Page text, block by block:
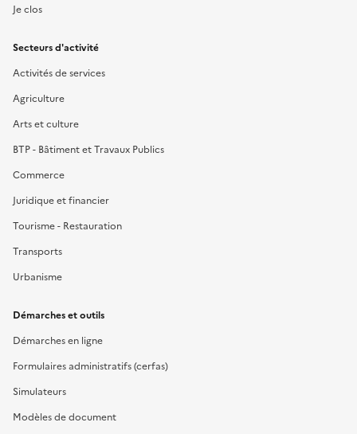
Je clos
Secteurs d'activité
Activités de services
Agriculture
Arts et culture
BTP - Bâtiment et Travaux Publics
Commerce
Juridique et financier
Tourisme - Restauration
Transports
Urbanisme
Démarches et outils
Démarches en ligne
Formulaires administratifs (cerfas)
Simulateurs
Modèles de document